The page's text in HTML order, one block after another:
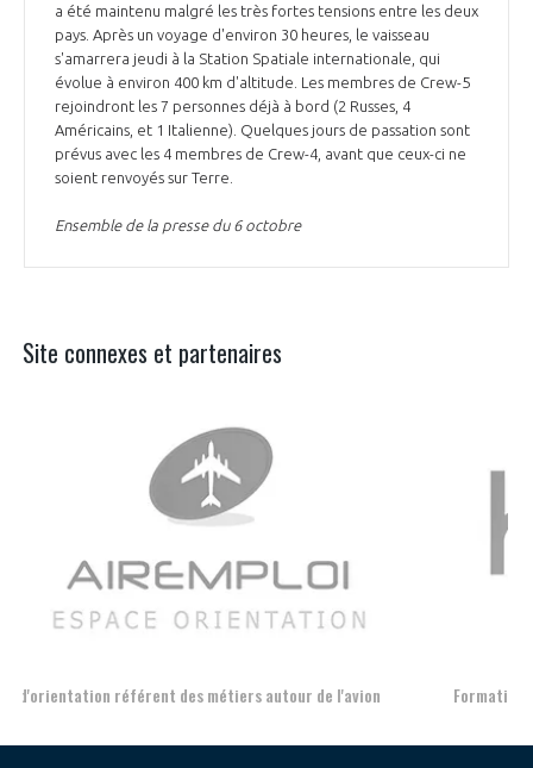
a été maintenu malgré les très fortes tensions entre les deux
pays. Après un voyage d'environ 30 heures, le vaisseau
s'amarrera jeudi à la Station Spatiale internationale, qui
évolue à environ 400 km d'altitude. Les membres de Crew-5
rejoindront les 7 personnes déjà à bord (2 Russes, 4
Américains, et 1 Italienne). Quelques jours de passation sont
prévus avec les 4 membres de Crew-4, avant que ceux-ci ne
soient renvoyés sur Terre.
Ensemble de la presse du 6 octobre
Site connexes et partenaires
Formation et l'insertion de personnes en situation de handicap